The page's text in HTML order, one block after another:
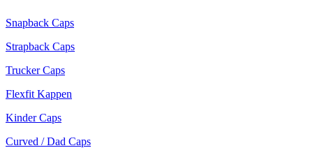
Snapback Caps
Strapback Caps
Trucker Caps
Flexfit Kappen
Kinder Caps
Curved / Dad Caps